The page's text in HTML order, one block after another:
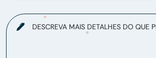
DESCREVA MAIS DETALHES DO QUE